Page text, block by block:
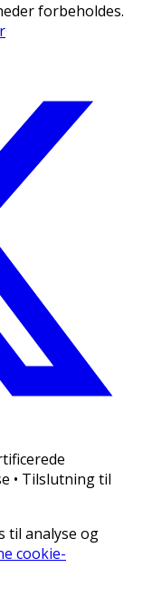
forbeholdes.
• Tilslutning til
til analyse og
cookie-